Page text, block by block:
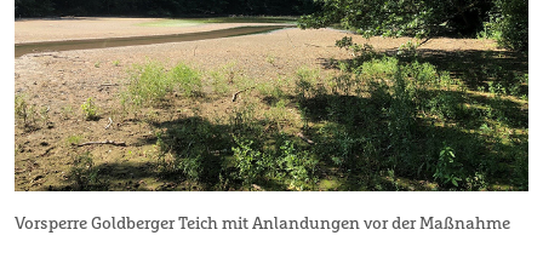
Vorsperre Goldberger Teich mit Anlandungen vor der Maßnahme